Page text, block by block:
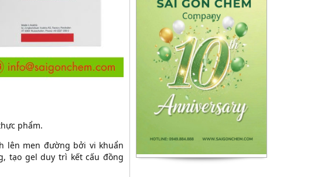
phẩm.
lên men đường bởi vi khuẩn
tạo gel duy trì kết cấu đồng